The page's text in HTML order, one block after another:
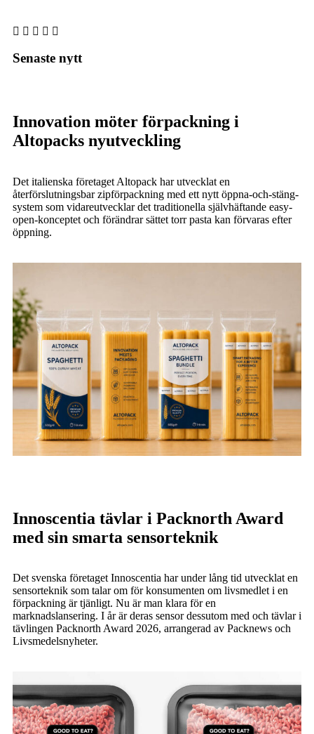
Senaste nytt
Innovation möter förpackning i
Altopacks nyutveckling
Det italienska företaget Altopack har utvecklat en
återförslutningsbar zipförpackning med ett nytt öppna-och-stäng-
system som vidareutvecklar det traditionella självhäftande easy-
open-konceptet och förändrar sättet torr pasta kan förvaras efter
öppning.
Innoscentia tävlar i Packnorth Award
med sin smarta sensorteknik
Det svenska företaget Innoscentia har under lång tid utvecklat en
sensorteknik som talar om för konsumenten om livsmedlet i en
förpackning är tjänligt. Nu är man klara för en
marknadslansering. I år är deras sensor dessutom med och tävlar i
tävlingen Packnorth Award 2026, arrangerad av Packnews och
Livsmedelsnyheter.